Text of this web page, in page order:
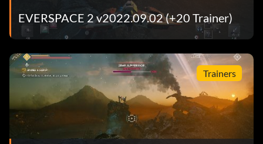
EVERSPACE 2 v2022.09.02 (+20 Trainer)
Trainers